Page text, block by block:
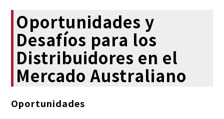
Oportunidades y
Desafíos para los
Distribuidores en el
Mercado Australiano
Oportunidades